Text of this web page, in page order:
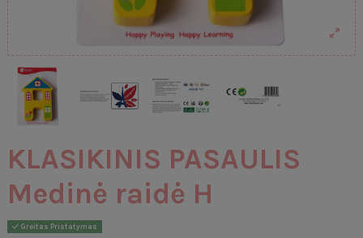
KLASIKINIS PASAULIS
Medinė raidė H
Greitas Pristatymas